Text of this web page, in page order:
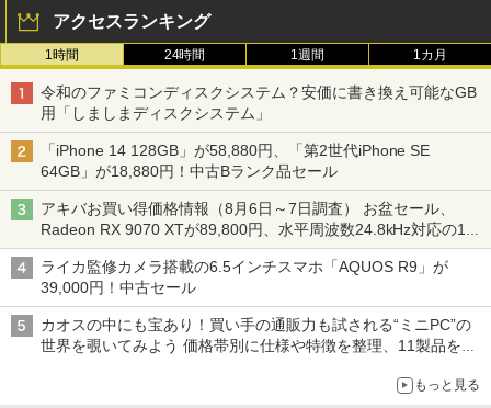
アクセスランキング
1時間 24時間 1週間 1カ月
令和のファミコンディスクシステム？安価に書き換え可能なGB
用「しましまディスクシステム」
「iPhone 14 128GB」が58,880円、「第2世代iPhone SE
64GB」が18,880円！中古Bランク品セール
アキバお買い得価格情報（8月6日～7日調査） お盆セール、
Radeon RX 9070 XTが89,800円、水平周波数24.8kHz対応の17
型モニターが9,801円、暑さ指数連動セール ほか
ライカ監修カメラ搭載の6.5インチスマホ「AQUOS R9」が
39,000円！中古セール
カオスの中にも宝あり！買い手の通販力も試される“ミニPC”の
世界を覗いてみよう 価格帯別に仕様や特徴を整理、11製品をピ
もっと見る